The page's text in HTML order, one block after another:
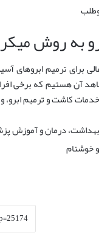
به روش
برای ترمیم ابروهای
آن هستیم که برخی
کاشت و ترمیم
درمان و آموزش
خوشنام